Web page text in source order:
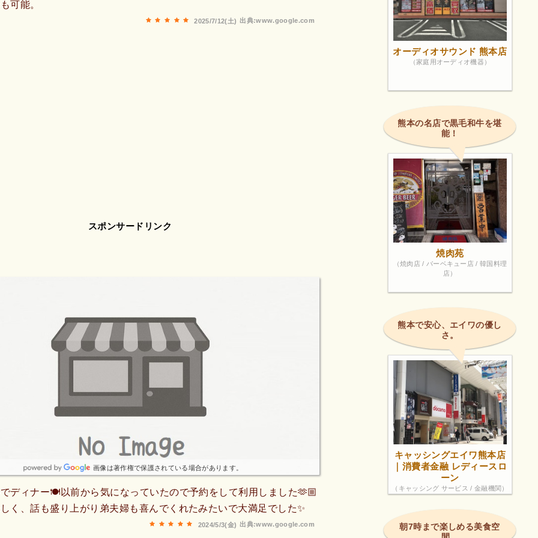
可能。
出典:www.google.com
2025/7/12(土)
スポンサードリンク
画像は著作権で保護されている場合があります。
ディナー🍽️以前から気になっていたので予約をして利用しました🫶🏼
く、話も盛り上がり弟夫婦も喜んでくれたみたいで大満足でした✨
出典:www.google.com
2024/5/3(金)
オーディオサウンド 熊本店
（家庭用オーディオ機器）
熊本の名店で黒毛和牛を堪
能！
焼肉苑
（焼肉店 / バーベキュー店 / 韓国料理
店）
熊本で安心、エイワの優し
さ。
キャッシングエイワ熊本店
｜消費者金融 レディースロ
ーン
（キャッシング サービス / 金融機関）
朝7時まで楽しめる美食空